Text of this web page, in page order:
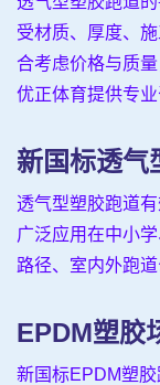
受材质、厚度、
合考虑价格与质
优正体育提供专
新国标透气
透气型塑胶跑道
广泛应用在中小
路径、室内外跑
EPDM塑胶
新国标EPDM塑